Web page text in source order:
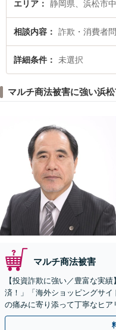
検索したい』『初回相談無料で
護士に相談予約したい』などで
エリア
相談内容 詐欺・消費者
詳細条件 未選択
マルチ商法被害に強い浜
マルチ商法被害
【投資詐欺に強い／豊富な実
済！」「海外ショッピングサ
の痛みに寄り添って丁寧なヒ
金が得られるよう尽力します！